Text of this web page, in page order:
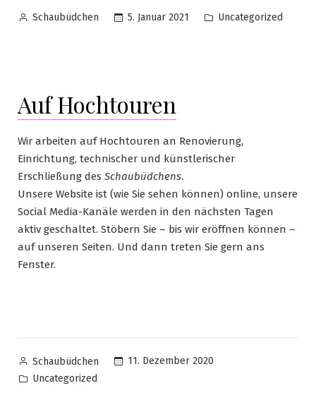
Schaubüdchen 5. Januar 2021 Uncategorized
Auf Hochtouren
Wir arbeiten auf Hochtouren an Renovierung,
Einrichtung, technischer und künstlerischer
Erschließung des Schaubüdchens.
Unsere Website ist (wie Sie sehen können) online, unsere
Social Media-Kanäle werden in den nächsten Tagen
aktiv geschaltet. Stöbern Sie – bis wir eröffnen können –
auf unseren Seiten. Und dann treten Sie gern ans
Fenster.
Schaubüdchen
11. Dezember 2020
Uncategorized